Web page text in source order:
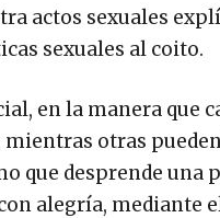
actos sexuales
sexuales al coito.
en la manera que
mientras otras
que desprende una
alegría, mediante